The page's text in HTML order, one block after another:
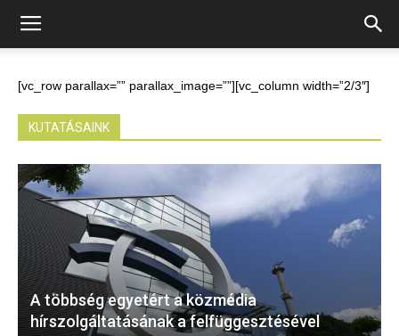
[vc_row parallax=”” parallax_image=””][vc_column width=”2/3″]
KUTATÁSAINK
A többség egyetért a közmédia
hírszolgáltatásának a felfüggesztésével